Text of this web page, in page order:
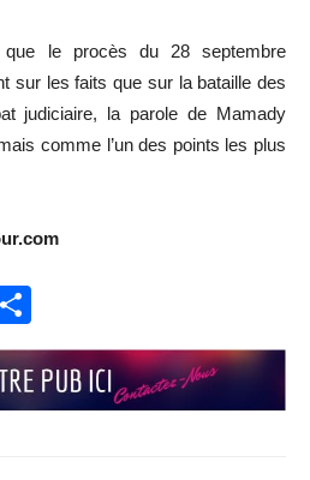
que le procès du 28 septembre
sur les faits que sur la bataille des
judiciaire, la parole de Mamady
comme l’un des points les plus
Messenger